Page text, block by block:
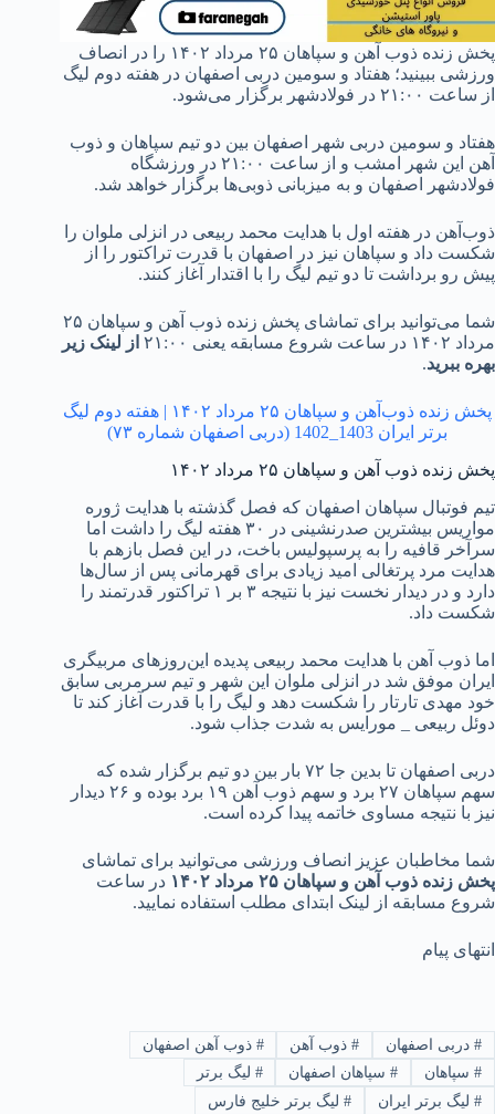
پخش زنده ذوب آهن و سپاهان ۲۵ مرداد ۱۴۰۲ را در انصاف
ورزشی ببینید؛ هفتاد و سومین دربی اصفهان در هفته دوم لیگ
از ساعت ۲۱:۰۰ در فولادشهر برگزار می‌شود.
هفتاد و سومین دربی شهر اصفهان بین دو تیم سپاهان و ذوب
آهن این شهر امشب و از ساعت ۲۱:۰۰ در ورزشگاه
فولادشهر اصفهان و به میزبانی ذوبی‌ها برگزار خواهد شد.
ذوب‌آهن در هفته اول با هدایت محمد ربیعی در انزلی ملوان را
شکست داد و سپاهان نیز در اصفهان با قدرت تراکتور را از
پیش رو برداشت تا دو تیم لیگ را با اقتدار آغاز کنند.
شما‌ می‌توانید برای تماشای پخش زنده ذوب آهن و سپاهان ۲۵
مرداد ۱۴۰۲ در ساعت شروع مسابقه یعنی ۲۱:۰۰
از لینک زیر
بهره ببرید.
پخش زنده ذوب‌آهن و سپاهان ۲۵ مرداد ۱۴۰۲ | هفته دوم لیگ
برتر ایران 1403_1402 (دربی اصفهان شماره ۷۳)
پخش زنده ذوب آهن و سپاهان ۲۵ مرداد ۱۴۰۲
تیم فوتبال سپاهان اصفهان که فصل گذشته با هدایت ژوره
مواریس بیشترین صدرنشینی در ۳۰ هفته لیگ را داشت اما
سرآخر قافیه را به پرسپولیس باخت، در این فصل بازهم با
هدایت مرد پرتغالی امید زیادی برای قهرمانی پس از سال‌ها
دارد و در دیدار نخست نیز با نتیجه ۳ بر ۱ تراکتور قدرتمند را
شکست داد.
اما ذوب آهن با هدایت محمد ربیعی پدیده این‌روزهای مربیگری
ایران موفق شد در انزلی ملوان این شهر و تیم سرمربی سابق
خود مهدی تارتار را شکست دهد و لیگ را با قدرت آغاز کند تا
دوئل ربیعی _ مورایس به شدت جذاب شود.
دربی اصفهان تا بدین جا ۷۲ بار بین دو تیم برگزار شده که
سهم سپاهان ۲۷ برد و سهم ذوب آهن ۱۹ برد بوده و ۲۶ دیدار
نیز با نتیجه مساوی خاتمه پیدا کرده است.
شما مخاطبان عزیز انصاف ورزشی می‌توانید برای تماشای
پخش زنده ذوب آهن و سپاهان ۲۵ مرداد ۱۴۰۲
در ساعت
شروع مسابقه از لینک ابتدای مطلب استفاده نمایید.
انتهای پیام
#دربی اصفهان #ذوب آهن # ذوب آهن اصفهان
#سپاهان #سپاهان اصفهان # لیگ برتر
#لیگ برتر ایران #لیگ برتر خلیج فارس